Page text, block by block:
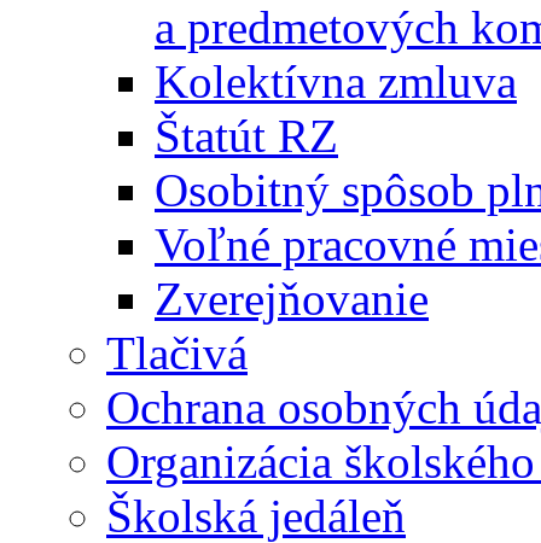
a predmetových
Kolektívna zmluva
Štatút RZ
Osobitný spôsob
Voľné pracovné
Zverejňovanie
Tlačivá
Ochrana osobných
Organizácia
Školská jedáleň